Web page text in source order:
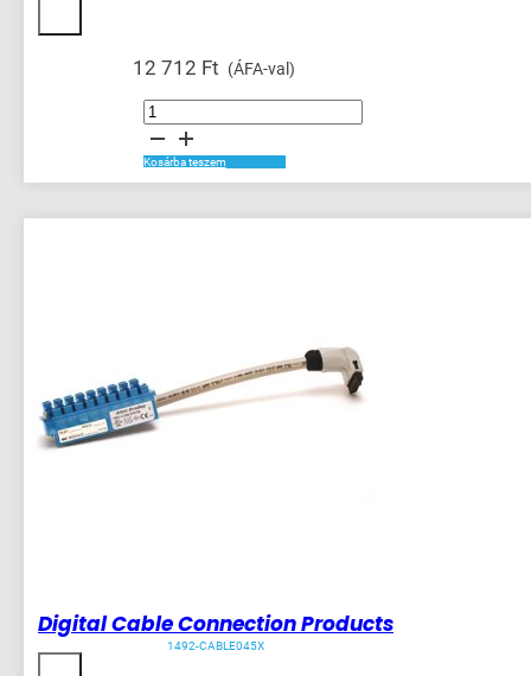
12 712 Ft (ÁFA-val)
MCB
Supplementary
Protector
A
mennyiség
Kosárba teszem
Digital Cable Connection Products
1492-CABLE045X